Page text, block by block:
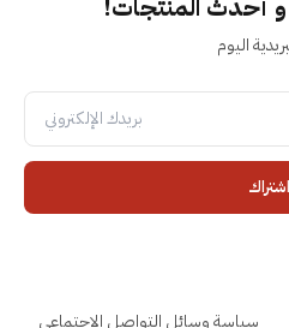
و أحدث المنتجات!
اليوم
اشتراك
سياسة وسائل التواصل الاجتماعي